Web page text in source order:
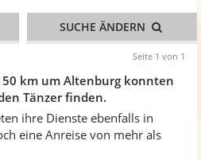
km um Altenburg konnten
Tänzer finden.
ihre Dienste ebenfalls in
eine Anreise von mehr als
SUCHE ÄNDERN
Seite 1 von 1